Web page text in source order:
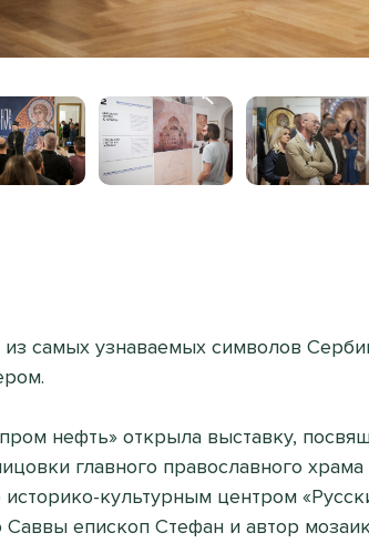
самых узнаваемых символов
нефть» открыла выставку,
главного православного
культурным центром
Саввы епископ Стефан и автор